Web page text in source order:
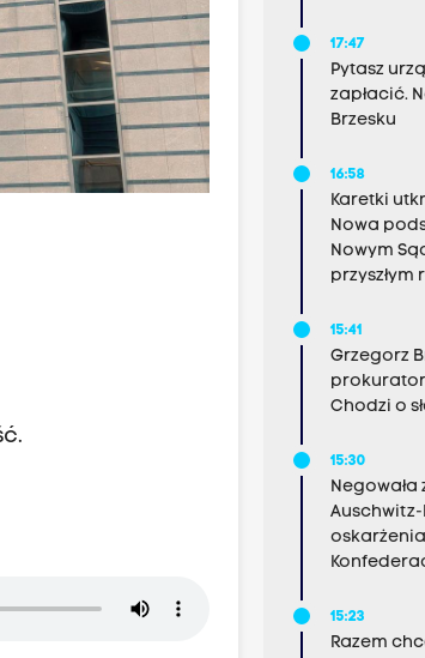
17:47
Pytasz
zapłacić.
Brzesku
16:58
Karetki
Nowa
Nowym
przyszłym
15:41
Grzegorz
Chodzi o
15:30
15:23
Razem